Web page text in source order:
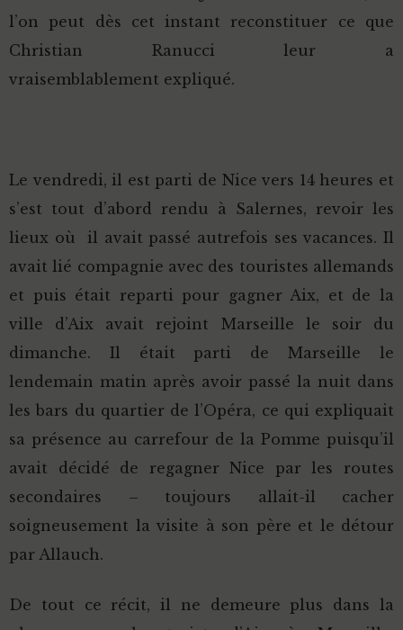
l’on peut dès cet instant reconstituer ce que
Christian Ranucci leur a
vraisemblablement expliqué.
Le vendredi, il est parti de Nice vers 14 heures et
s’est tout d’abord rendu à Salernes, revoir les
lieux où il avait passé autrefois ses vacances. Il
avait lié compagnie avec des touristes allemands
et puis était reparti pour gagner Aix, et de la
ville d’Aix avait rejoint Marseille le soir du
dimanche. Il était parti de Marseille le
lendemain matin après avoir passé la nuit dans
les bars du quartier de l’Opéra, ce qui expliquait
sa présence au carrefour de la Pomme puisqu’il
avait décidé de regagner Nice par les routes
secondaires – toujours allait-il cacher
soigneusement la visite à son père et le détour
par Allauch.
De tout ce récit, il ne demeure plus dans la